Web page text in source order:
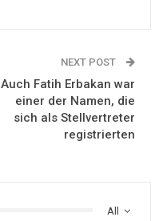
NEXT POST
Auch Fatih Erbakan war
einer der Namen, die
sich als Stellvertreter
registrierten
All